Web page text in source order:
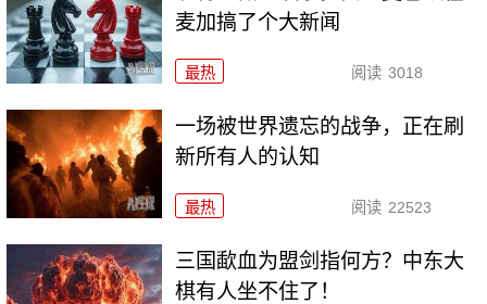
麦加搞了个大新闻
最热 阅读 3018
一场被世界遗忘的战争，正在刷
新所有人的认知
最热 阅读 22523
三国歃血为盟剑指何方？中东大
棋有人坐不住了！